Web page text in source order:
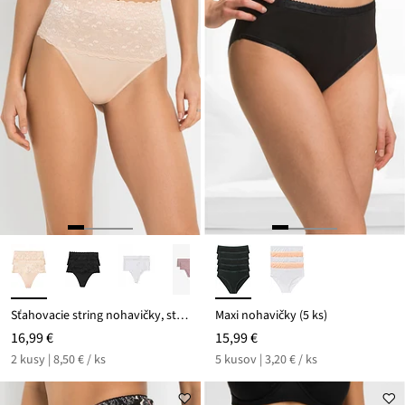
Sťahovacie string nohavičky, stredný tvarujúci efekt (2 ks)
16,99 €
2 kusy | 8,50 € / ks
Maxi nohavičky (5 ks)
15,99 €
5 kusov | 3,20 € / ks